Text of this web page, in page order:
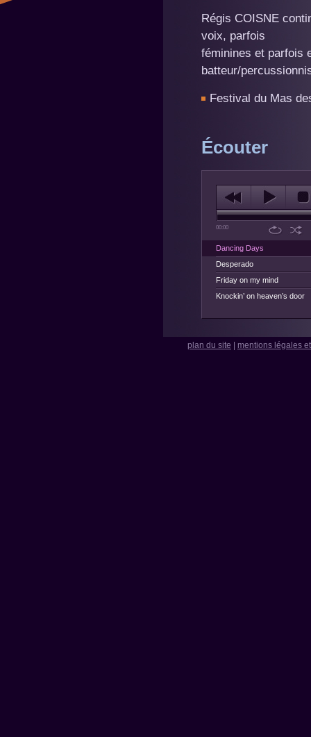
Régis COISNE
voix, parfois
féminines et parfois
batteur/
Festival du Mas
Écouter
00:00
Dancing Days
Desperado
Friday on my mind
Knockin’ on heaven’s door
plan du site mentions légales